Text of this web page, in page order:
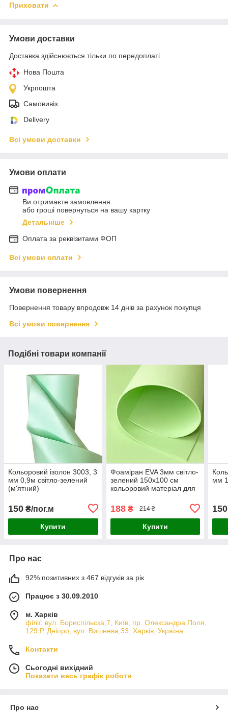
Приховати
Умови доставки
Доставка здійснюється тільки по передоплаті.
Нова Пошта
Укрпошта
Самовивіз
Delivery
Всі умови доставки
Умови оплати
Ви отримаєте замовлення
або гроші повернуться на вашу картку
Детальніше
Оплата за реквізитами ФОП
Всі умови оплати
Умови повернення
Повернення товару впродовж 14 днів за рахунок покупця
Всі умови повернення
Подібні товари компанії
Кольоровий ізолон 3003, 3
мм 0,9м світло-зелений
(м'ятний)
150 ₴/пог.м
Купити
Фоаміран EVA 3мм світло-
зелений 150х100 см
кольоровий матеріал для
фотозон, костюмів
косплей
188₴ 214 ₴
Купити
мм
150
Про нас
92% позитивних з 467 відгуків за рік
Працює з 30.09.2010
м. Харків
філії: вул. Бориcпільска,7, Київ; пр. Олександра Поля,
129 Р, Дніпро; вул. Вишнева,33, Харків, Україна
Контакти
Сьогодні вихідний
Показати весь графік роботи
Про нас